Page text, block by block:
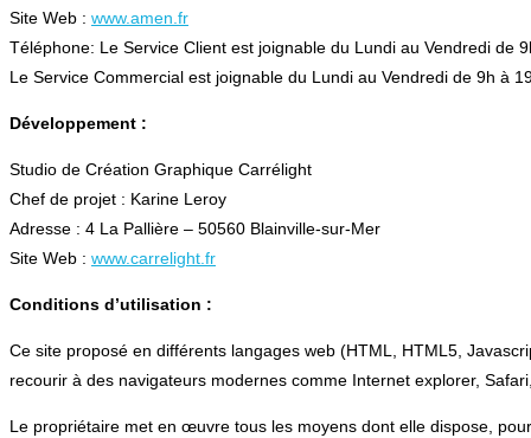
Site Web : www.amen.fr
Téléphone: Le Service Client est joignable du Lundi au Vendredi de
Le Service Commercial est joignable du Lundi au Vendredi de 9h à
Développement :
Studio de Création Graphique Carrélight
Chef de projet : Karine Leroy
Adresse : 4 La Pallière – 50560 Blainville-sur-Mer
Site Web : www.carrelight.fr
Conditions d’utilisation :
Ce site proposé en différents langages web (HTML, HTML5,
recourir à des navigateurs modernes comme Internet explorer,
Le propriétaire met en œuvre tous les moyens dont elle dispose,